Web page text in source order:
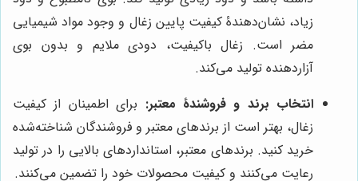
زیاد، نشان‌دهندۀ کیفیت پایین زغال و وجود مواد شیمیایی
مضر است. زغال باکیفیت، دودی ملایم و بدون بوی
آزاردهنده تولید می‌کند.
انتخاب برند و فروشندۀ معتبر: برای اطمینان از کیفیت
زغال، بهتر است از برندهای معتبر و فروشندگان شناخته‌شده
خرید کنید. برندهای معتبر، استانداردهای بالایی را در تولید
رعایت می‌کنند و کیفیت محصولات خود را تضمین می‌کنند.